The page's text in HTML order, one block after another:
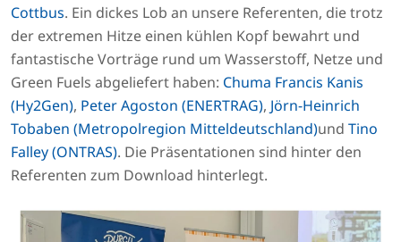
Cottbus. Ein dickes Lob an unsere Referenten, die trotz
der extremen Hitze einen kühlen Kopf bewahrt und
fantastische Vorträge rund um Wasserstoff, Netze und
Green Fuels abgeliefert haben: Chuma Francis Kanis
(Hy2Gen), Peter Agoston (ENERTRAG), Jörn-Heinrich
Tobaben (Metropolregion Mitteldeutschland)und Tino
Falley (ONTRAS). Die Präsentationen sind hinter den
Referenten zum Download hinterlegt.